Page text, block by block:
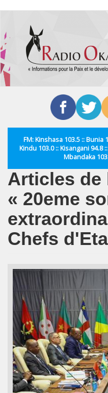
contenu
principal
FM: Kinshasa 103.5 :: Bunia
Kindu 103.0 :: Kisangani 94.8
Mbandaka
Articles de
« 20eme
Chefs